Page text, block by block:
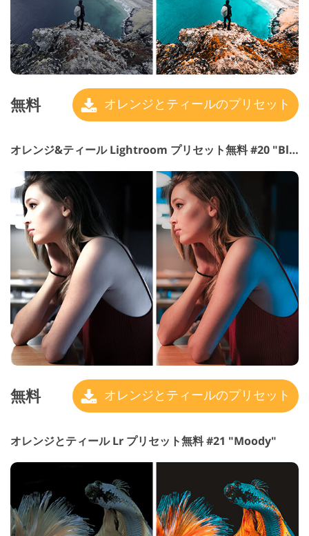
無料 オレンジとティールのプリセット
オレンジ&ティール Lightroom プリセット無料 #20 "Blury"
無料 オレンジとティールのプリセット
オレンジとティール Lr プリセット無料 #21 "Moody"